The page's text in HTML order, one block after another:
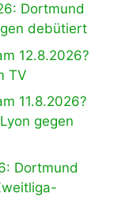
Dortmund
debütiert
12.8.2026?
TV
11.8.2026?
gegen
Dortmund